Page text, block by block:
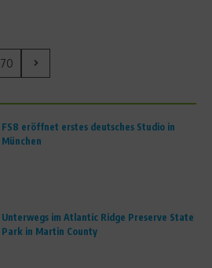
70
FS8 eröffnet erstes deutsches Studio in
München
Unterwegs im Atlantic Ridge Preserve State
Park in Martin County